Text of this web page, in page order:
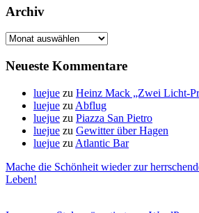
Archiv
Archiv
Neueste Kommentare
luejue zu Heinz Mack „Zwei Licht-
luejue zu Abflug
luejue zu Piazza San Pietro
luejue zu Gewitter über Hagen
luejue zu Atlantic Bar
Mache die Schönheit wieder zur
Leben!